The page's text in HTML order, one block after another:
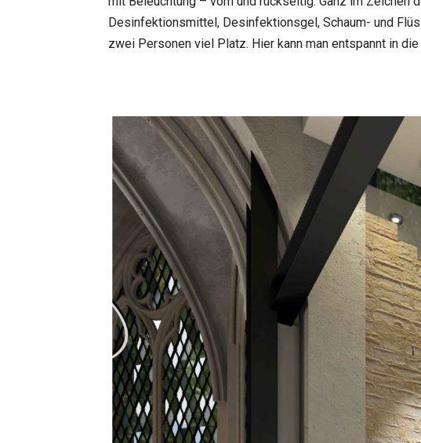
Desinfektionsmittel, Desinfektionsgel, Schaum- und
zwei Personen viel Platz. Hier kann man entspannt in